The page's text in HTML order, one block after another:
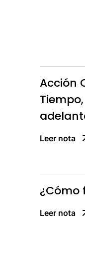
Acción
Leer nota
¿Cómo
Leer nota